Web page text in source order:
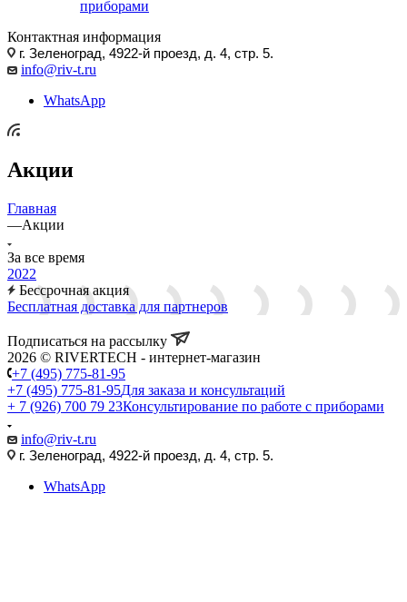
приборами
Контактная информация
г. Зеленоград, 4922-й проезд, д. 4, стр. 5.
info@riv-t.ru
WhatsApp
Акции
Главная
—Акции
За все время
2022
Бессрочная акция
Бесплатная доставка для партнеров
Подписаться на рассылку
2026 © RIVERTECH - интернет-магазин
+7 (495) 775-81-95
+7 (495) 775-81-95Для заказа и консультаций
+ 7 (926) 700 79 23Консультирование по работе с приборами
info@riv-t.ru
г. Зеленоград, 4922-й проезд, д. 4, стр. 5.
WhatsApp